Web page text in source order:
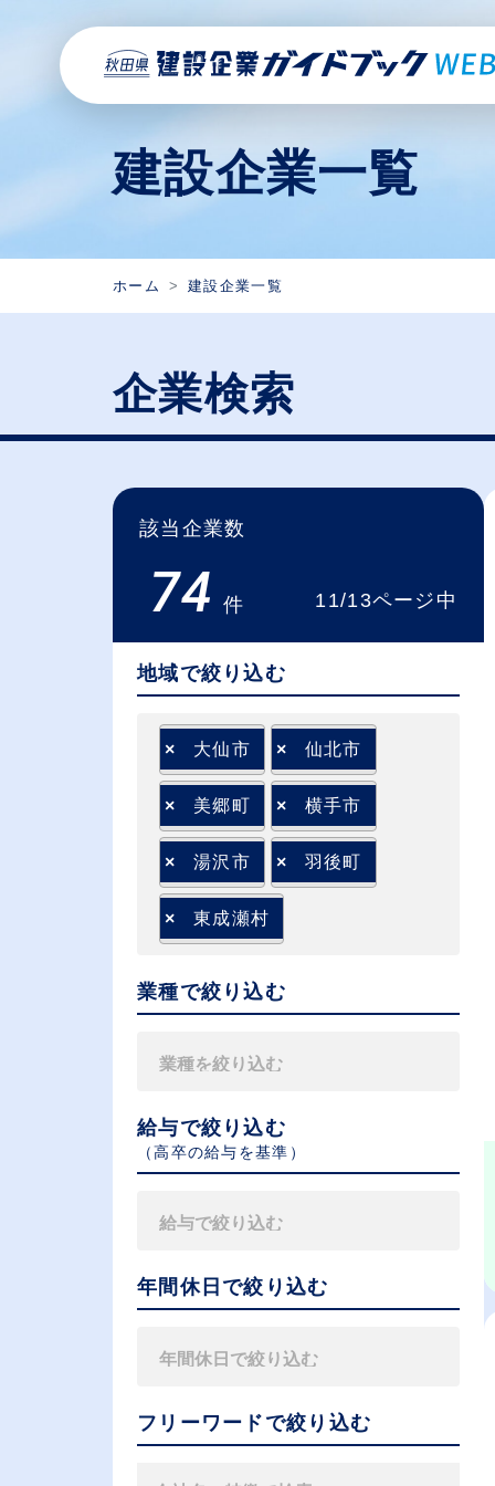
建設企業一覧
ホーム 建設企業一覧
企業検索
該当企業数
74 件 11/13ページ中
地域で絞り込む
× 大仙市 × 仙北市
× 美郷町 × 横手市
× 湯沢市 × 羽後町
× 東成瀬村
業種で絞り込む
給与で絞り込む
（⾼卒の給与を基準）
年間休日で絞り込む
フリーワードで絞り込む